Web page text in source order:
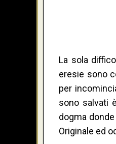
La sola
eresie sono
per
sono salvati
dogma
Originale ed